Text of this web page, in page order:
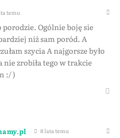
temu
porodzie. Ogólnie boję sie
niż sam poród. A
szycia A najgorsze było
nie zrobiła tego w trakcie
:/ )
8 lata temu